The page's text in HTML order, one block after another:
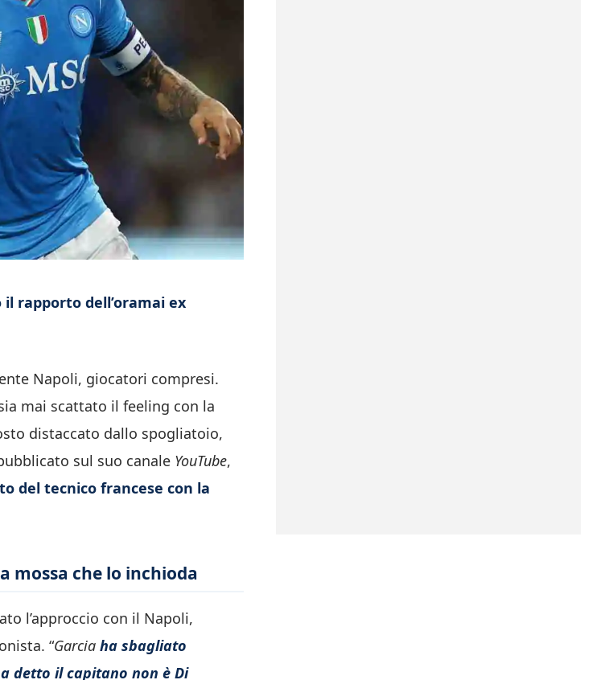
rapporto dell’oramai ex
Napoli, giocatori compresi.
mai scattato il feeling con la
distaccato dallo spogliatoio,
sul suo canale YouTube,
del tecnico francese con la
mossa che lo inchioda
l’approccio con il Napoli,
“Garcia ha sbagliato
detto il capitano non è Di